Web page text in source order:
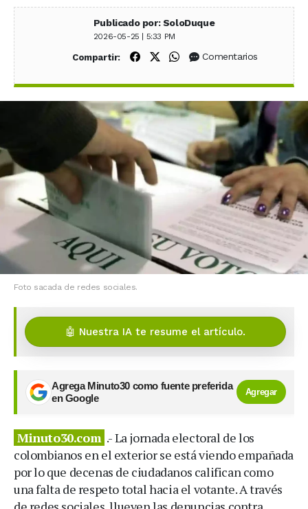
Publicado por: SoloDuque
2026-05-25 | 5:33 PM
Compartir: Compartir en Facebook
Compartir en X (Twitter)
Compartir en WhatsApp
Comentarios
Foto sacada de redes sociales.
🤖 Nuestra IA te resume el artículo.
Agrega Minuto30 como fuente preferida
en Google
Agregar
Minuto30.com .- La jornada electoral de los
colombianos en el exterior se está viendo empañada
por lo que decenas de ciudadanos califican como
una falta de respeto total hacia el votante. A través